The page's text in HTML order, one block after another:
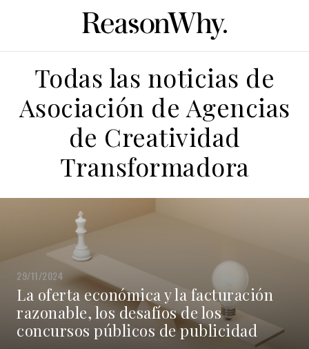
Todas las noticias de
Asociación de Agencias
de Creatividad
Transformadora
29/11/2024
La oferta económica y la facturación
razonable, los desafíos de los
concursos públicos de publicidad